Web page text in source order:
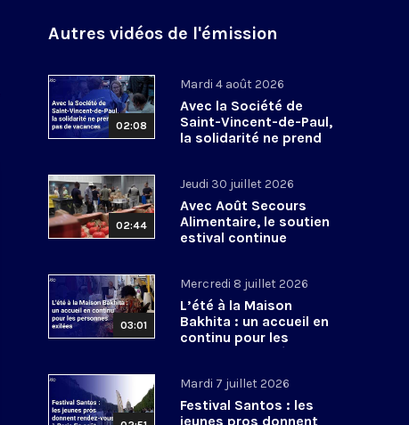
Autres vidéos de l'émission
02:08
Mardi 4 août 2026
Avec la Société de
Saint-Vincent-de-Paul,
la solidarité ne prend
02:44
Jeudi 30 juillet 2026
Avec Août Secours
Alimentaire, le soutien
estival continue
03:01
Mercredi 8 juillet 2026
L’été à la Maison
Bakhita : un accueil en
continu pour les
personnes exilées
Mardi 7 juillet 2026
Festival Santos : les
jeunes pros donnent